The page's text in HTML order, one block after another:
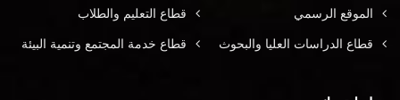
الموقع الرسمي قطاع التعليم والطلاب
قطاع الدراسات العليا والبحوث قطاع خدمة المجتمع وتنمية البيئة